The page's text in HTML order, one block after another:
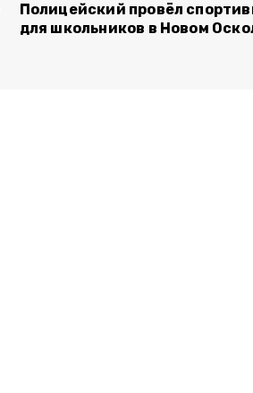
Полицейский провёл
для школьников в Новом